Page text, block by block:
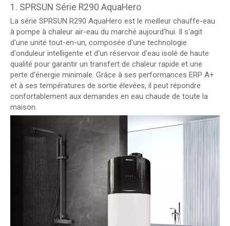
1. SPRSUN Série R290 AquaHero
La série SPRSUN R290 AquaHero est le meilleur chauffe-eau
à pompe à chaleur air-eau du marché aujourd'hui. Il s'agit
d'une unité tout-en-un, composée d'une technologie
d'onduleur intelligente et d'un réservoir d'eau isolé de haute
qualité pour garantir un transfert de chaleur rapide et une
perte d'énergie minimale. Grâce à ses performances ERP A+
et à ses températures de sortie élevées, il peut répondre
confortablement aux demandes en eau chaude de toute la
maison.